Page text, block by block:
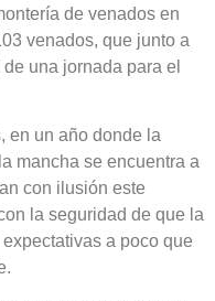
de venados en
venados, que junto a
una jornada para el
en un año donde la
mancha se encuentra a
con ilusión este
la seguridad de que la
a poco que